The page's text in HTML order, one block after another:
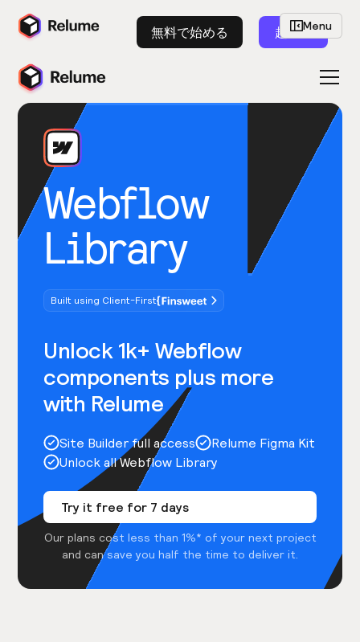
無料で始める 起動
Webflow
Library
Built using Client-First
Unlock 1k+ Webflow
components plus more
with Relume
Site Builder full access
Relume Figma Kit
Unlock all Webflow Library
Try it free for 7 days
Our plans cost less than 1%* of your next project
and can save you half the time to deliver it.
Menu